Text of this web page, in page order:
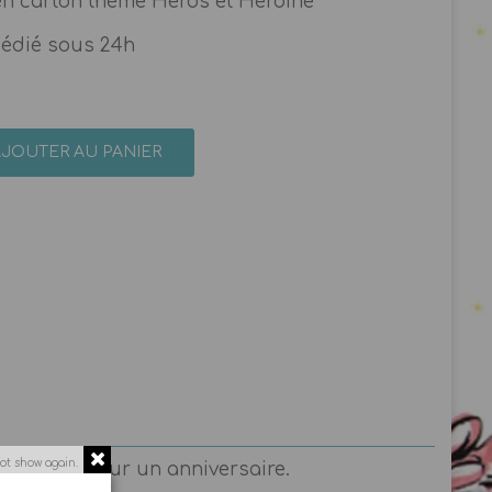
show again.
sous 24h
AU PANIER
pour un anniversaire.